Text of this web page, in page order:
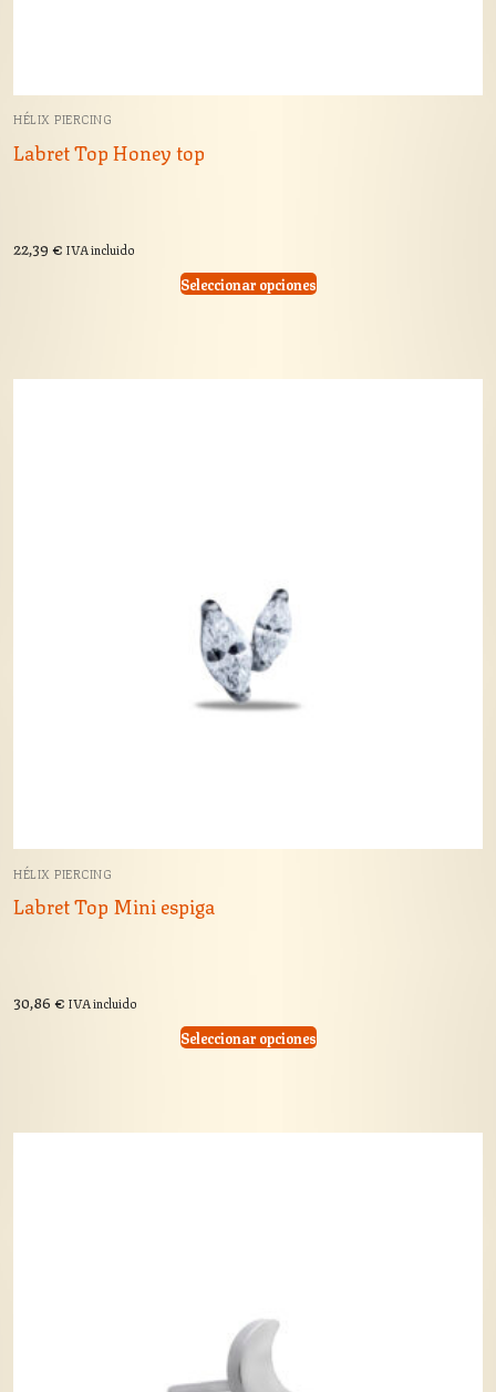
HÉLIX PIERCING
Labret Top Honey top
22,39€ IVA incluido
Seleccionar opciones
HÉLIX PIERCING
Labret Top Mini espiga
30,86€ IVA incluido
Seleccionar opciones